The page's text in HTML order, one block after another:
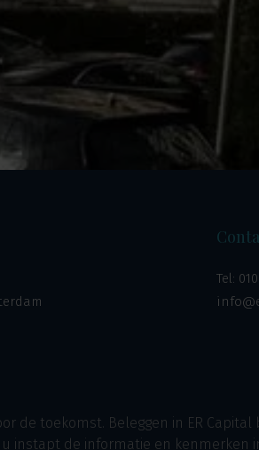
Tel:
de toekomst. Beleggen in ER
instapt de informatie en